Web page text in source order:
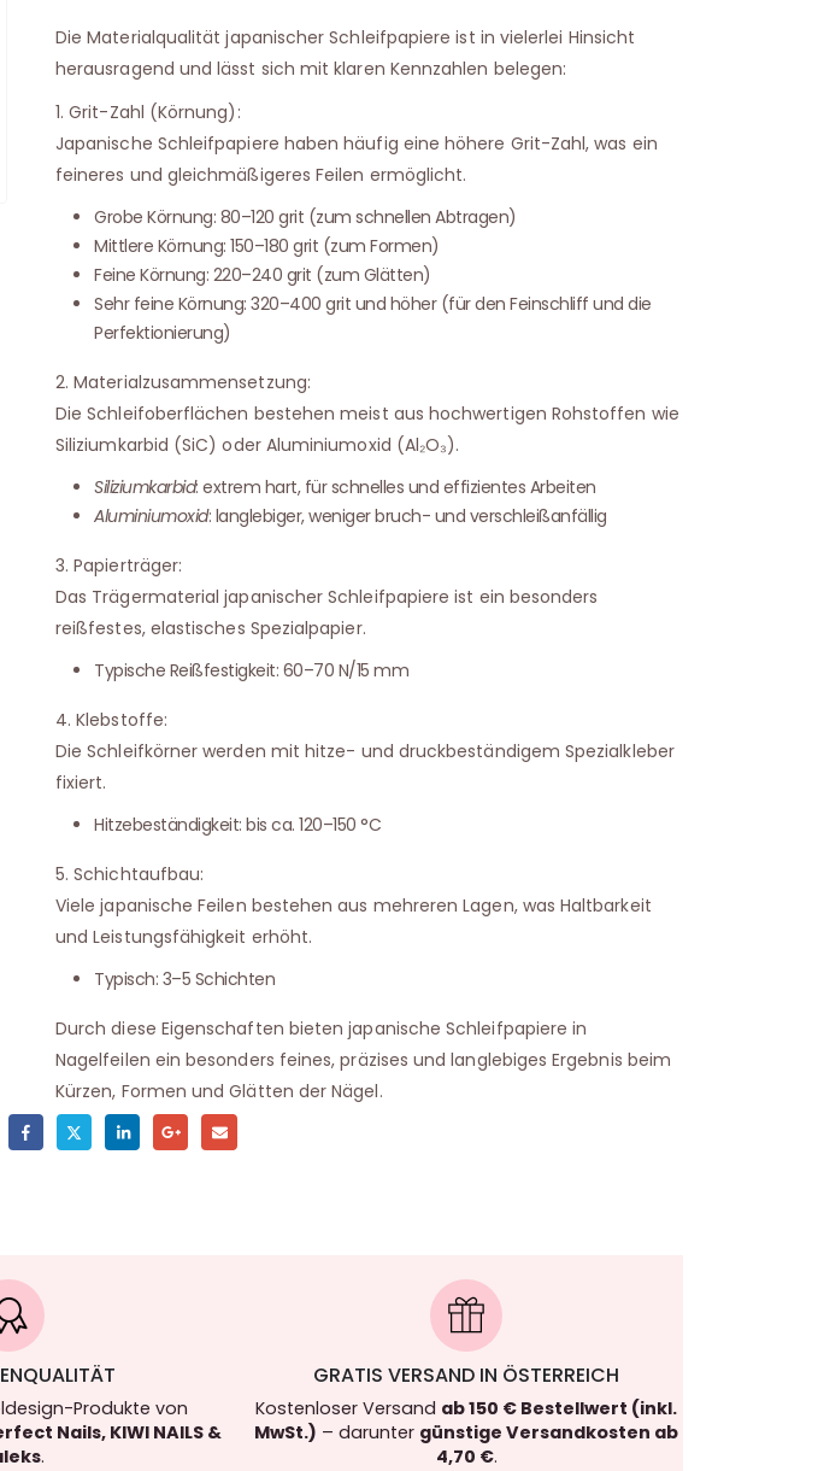
Die Materialqualität japanischer Schleifpapiere ist in vielerlei Hinsicht
herausragend und lässt sich mit klaren Kennzahlen belegen:
1. Grit-Zahl (Körnung):
Japanische Schleifpapiere haben häufig eine höhere Grit-Zahl, was ein
feineres und gleichmäßigeres Feilen ermöglicht.
Grobe Körnung: 80–120 grit (zum schnellen Abtragen)
Mittlere Körnung: 150–180 grit (zum Formen)
Feine Körnung: 220–240 grit (zum Glätten)
Sehr feine Körnung: 320–400 grit und höher (für den Feinschliff und die
Perfektionierung)
2. Materialzusammensetzung:
Die Schleifoberflächen bestehen meist aus hochwertigen Rohstoffen wie
Siliziumkarbid (SiC) oder Aluminiumoxid (Al₂O₃).
Siliziumkarbid: extrem hart, für schnelles und effizientes Arbeiten
Aluminiumoxid: langlebiger, weniger bruch- und verschleißanfällig
3. Papierträger:
Das Trägermaterial japanischer Schleifpapiere ist ein besonders
reißfestes, elastisches Spezialpapier.
Typische Reißfestigkeit: 60–70 N/15 mm
4. Klebstoffe:
Die Schleifkörner werden mit hitze- und druckbeständigem Spezialkleber
fixiert.
Hitzebeständigkeit: bis ca. 120–150 °C
5. Schichtaufbau:
Viele japanische Feilen bestehen aus mehreren Lagen, was Haltbarkeit
und Leistungsfähigkeit erhöht.
Typisch: 3–5 Schichten
Durch diese Eigenschaften bieten japanische Schleifpapiere in
Nagelfeilen ein besonders feines, präzises und langlebiges Ergebnis beim
Kürzen, Formen und Glätten der Nägel.
Produkte von
Nails, KIWI NAILS &
.
GRATIS VERSAND IN ÖSTERREICH
Kostenloser Versand ab 150 € Bestellwert (inkl.
MwSt.) – darunter günstige Versandkosten ab
4,70 €.